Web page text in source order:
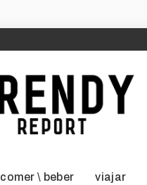
comer \ beber viajar